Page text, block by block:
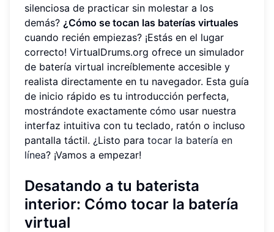
silenciosa de practicar sin molestar a los
demás? ¿Cómo se tocan las baterías virtuales
cuando recién empiezas? ¡Estás en el lugar
correcto! VirtualDrums.org ofrece un simulador
de batería virtual increíblemente accesible y
realista directamente en tu navegador. Esta guía
de inicio rápido es tu introducción perfecta,
mostrándote exactamente cómo usar nuestra
interfaz intuitiva con tu teclado, ratón o incluso
pantalla táctil. ¿Listo para tocar la batería en
línea? ¡Vamos a empezar!
Desatando a tu baterista
interior: Cómo tocar la batería
virtual